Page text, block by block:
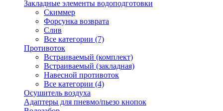
Закладные элементы водоподготовки
Скиммер
Форсунка возврата
Слив
Все категории (7)
Противоток
Встраиваемый (комплект)
Встраиваемый (закладная)
Навесной противоток
Все категории (4)
Осушитель воздуха
Адаптеры для пневмо/пьезо кнопок